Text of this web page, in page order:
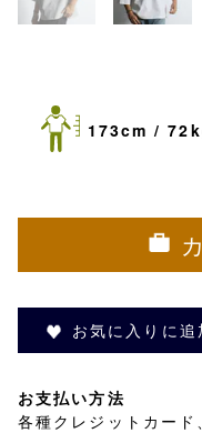
173cm /
お気に入りに追
お支払い方法
各種クレジットカー